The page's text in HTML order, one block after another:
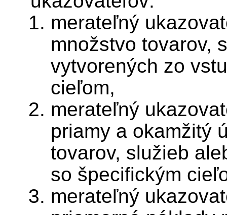
merateľný
množstvo tovarov,
vytvorených zo
cieľom,
merateľný
priamy a okamžitý
tovarov, služieb
so špecifickým
merateľný